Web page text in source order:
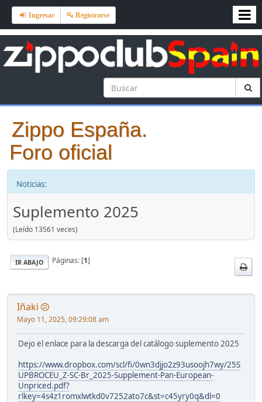
Ingresar Registrarse
Zippo España.
Foro oficial
Noticias:
Suplemento 2025
(Leído 13561 veces)
IR ABAJO Páginas: [1]
Iñaki
Mayo 11, 2025, 09:29:08 am
Dejo el enlace para la descarga del catálogo suplemento 2025
https://www.dropbox.com/scl/fi/0wn3djjo2z93usoojh7wy/25S
UPBROCEU_Z-SC-Br_2025-Supplement-Pan-European-
Unpriced.pdf?
rlkey=4s4z1romxlwtkd0v7252ato7c&st=c45yry0q&dl=0